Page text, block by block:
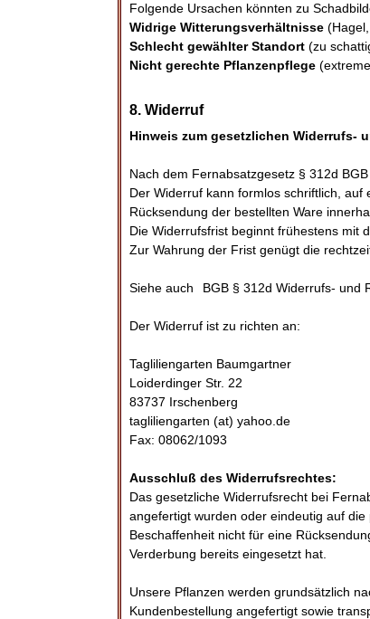
Folgende Ursachen könnten zu
Widrige Witterungsverhältnisse
Schlecht gewählter Standort (zu
Nicht gerechte Pflanzenpflege
8. Widerruf
Hinweis zum gesetzlichen Widerrufs-
Nach dem Fernabsatzgesetz § 312d
Der Widerruf kann formlos schriftlich,
Rücksendung der bestellten Ware
Die Widerrufsfrist beginnt frühestens mit
Zur Wahrung der Frist genügt die
Siehe auch BGB § 312d Widerrufs- und
Der Widerruf ist zu richten an:
Tagliliengarten Baumgartner
Loiderdinger Str. 22
83737 Irschenberg
tagliliengarten (at) yahoo.de
Fax: 08062/1093
Ausschluß des Widerrufsrechtes:
Das gesetzliche Widerrufsrecht bei
angefertigt wurden oder eindeutig auf
Beschaffenheit nicht für eine
Verderbung bereits eingesetzt hat.
Unsere Pflanzen werden grundsätzlich
Kundenbestellung angefertigt sowie